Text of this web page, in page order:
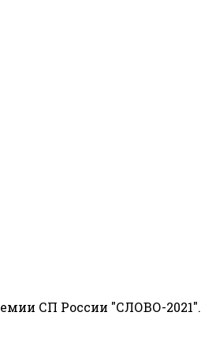
СП России "СЛОВО-2021".